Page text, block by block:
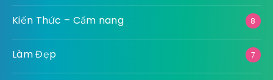
Kiến Thức – Cẩm nang 8
Làm Đẹp 7